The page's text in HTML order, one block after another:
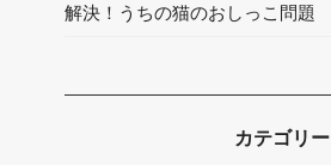
解決！うちの猫のおしっこ問題
カテゴリー